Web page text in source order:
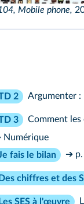
Mobile phone,
2 Argumenter :
3
Comment
Numérique
fais le bilan
➔ p.
Des chiffres et des
Les SES à l'œuvre